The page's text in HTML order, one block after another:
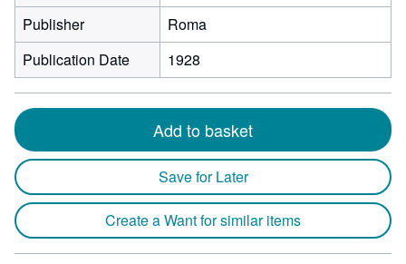
Publisher
Roma
Publication Date
1928
Add to basket
Save for Later
Create a Want for similar items